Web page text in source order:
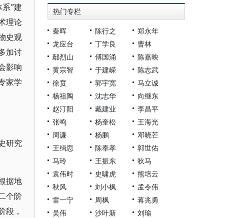
”建
理论
史观
加讨
影响
家学
研究
据地
个阶
段，
热门专栏
秦晖 陈行之
郑永年
龙应台
丁学良
曹林
鄢烈山
傅国涌
陈嘉映
黄宗智
于建嵘
陈志武
徐贲
郭宇宽
马立诚
杨祖陶
沈志华
向继东
赵汀阳
戴建业
李昌平
张鸣
杨奎松
王海光
周濂
杨鹏
邓晓芒
王缉思
陈奉孝
郭世佑
马玲
王振东
狄马
袁伟时
史啸虎
熊培云
秋风
刘小枫
孟令伟
雷一宁
周枫
蒋兆勇
吴伟
沙叶新
刘瑜